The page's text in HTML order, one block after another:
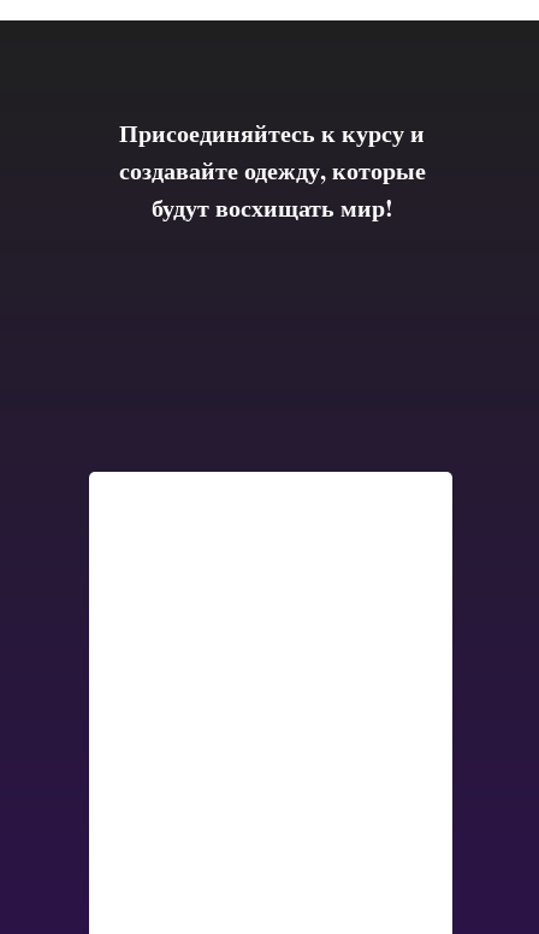
Присоединяйтесь к курсу и
создавайте одежду, которые
будут восхищать мир!